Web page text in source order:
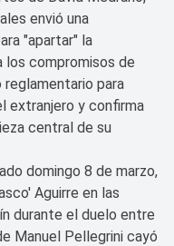
envió una
"apartar" la
los compromisos de
para
extranjero y confirma
central de su
domingo 8 de marzo,
Aguirre en las
durante el duelo entre
Manuel Pellegrini cayó